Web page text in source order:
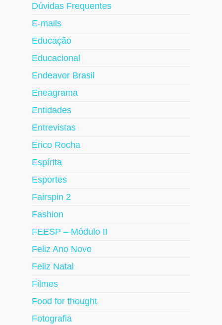
Dúvidas Frequentes
E-mails
Educação
Educacional
Endeavor Brasil
Eneagrama
Entidades
Entrevistas
Erico Rocha
Espírita
Esportes
Fairspin 2
Fashion
FEESP – Módulo II
Feliz Ano Novo
Feliz Natal
Filmes
Food for thought
Fotografia